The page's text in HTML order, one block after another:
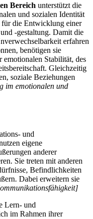
Bereich unterstützt die
und sozialen Identität
für die Entwicklung einer
-gestaltung. Damit die
erfahren
benötigen sie
Stabilität, des
Gleichzeitig
soziale Beziehungen
im emotionalen und
und
eigene
anderer
Sie treten mit anderen
Befindlichkeiten
Dabei erweitern sie
Lern- und
im Rahmen ihrer